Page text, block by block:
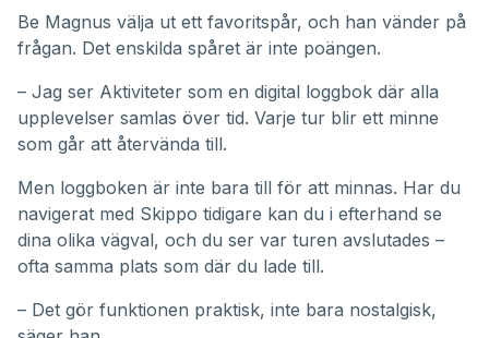
Be Magnus välja ut ett favoritspår, och han vänder på
frågan. Det enskilda spåret är inte poängen.
– Jag ser Aktiviteter som en digital loggbok där alla
upplevelser samlas över tid. Varje tur blir ett minne
som går att återvända till.
Men loggboken är inte bara till för att minnas. Har du
navigerat med Skippo tidigare kan du i efterhand se
dina olika vägval, och du ser var turen avslutades –
ofta samma plats som där du lade till.
– Det gör funktionen praktisk, inte bara nostalgisk,